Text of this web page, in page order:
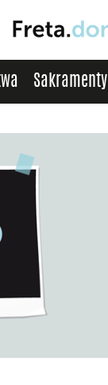
Sakramenty